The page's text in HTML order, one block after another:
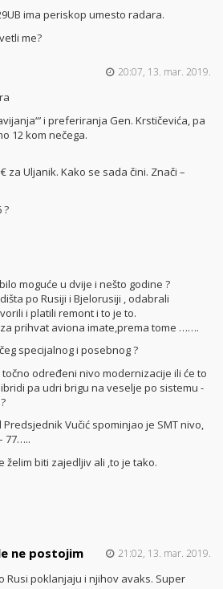
ima periskop umesto radara.
me?
20:07, 13. mar. 2019.
i preferiranja Gen. Krstičevića, pa
12 kom nečega.
za Uljanik. Kako se sada čini. Znači –
?
moguće u dvije i nešto godine ?
po Rusiji i Bjelorusiji , odabrali
i platili remont i to je to.
prihvat aviona imate,prema tome …….
specijalnog i posebnog ?
određeni nivo modernizacije ili će to
pa udri brigu na veselje po sistemu -
Vučić spominjao je SMT nivo,
77…..
želim biti zajedljiv ali ,to je tako.
ne postojim 21:02, 13. mar. 2019.
Rusi poklanjaju i njihov avaks. Super